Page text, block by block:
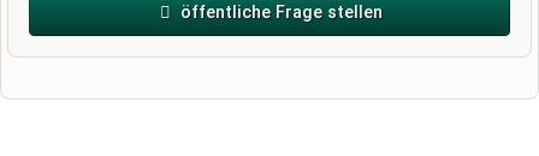
öffentliche Frage stellen